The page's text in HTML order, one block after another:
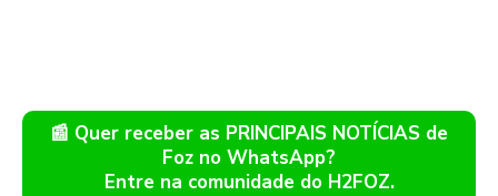
📰 Quer receber as PRINCIPAIS NOTÍCIAS de
Foz no WhatsApp?
Entre na comunidade do H2FOZ.